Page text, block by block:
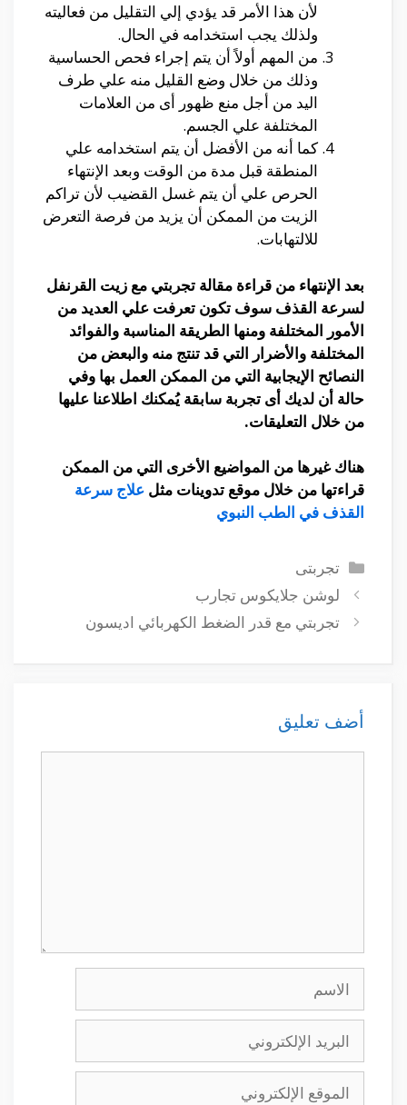
لأن هذا الأمر قد يؤدي إلي التقليل من فعاليته
ولذلك يجب استخدامه في الحال.
من المهم أولاً أن يتم إجراء فحص الحساسية
وذلك من خلال وضع القليل منه علي طرف
اليد من أجل منع ظهور أى من العلامات
المختلفة علي الجسم.
كما أنه من الأفضل أن يتم استخدامه علي
المنطقة قبل مدة من الوقت وبعد الإنتهاء
الحرص علي أن يتم غسل القضيب لأن تراكم
الزيت من الممكن أن يزيد من فرصة التعرض
للالتهابات.
بعد الإنتهاء من قراءة مقالة تجربتي مع زيت القرنفل
لسرعة القذف سوف تكون تعرفت علي العديد من
الأمور المختلفة ومنها الطريقة المناسبة والفوائد
المختلفة والأضرار التي قد تنتج منه والبعض من
النصائح الإيجابية التي من الممكن العمل بها وفي
حالة أن لديك أى تجربة سابقة يُمكنك اطلاعنا عليها
من خلال التعليقات.
هناك غيرها من المواضيع الأخرى التي من الممكن
قراءتها من خلال موقع تدوينات مثل علاج سرعة
القذف في الطب النبوي
التصنيفات
تجربتى
لوشن جلايكوس تجارب
تجربتي مع قدر الضغط الكهربائي اديسون
أضف تعليق
الاسم
البريد
الإلكتروني
الموقع